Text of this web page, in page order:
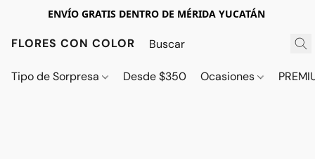
ENVÍO GRATIS DENTRO DE MÉRIDA YUCATÁN
FLORES CON COLOR
Tipo de Sorpresa Desde $350 Ocasiones